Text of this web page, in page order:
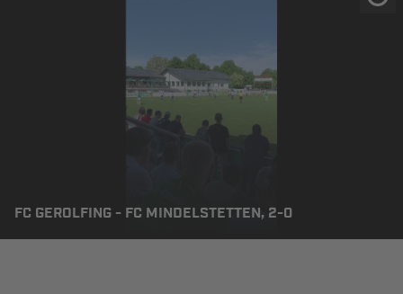
FC GEROLFING - FC MINDELSTETTEN, 2-0